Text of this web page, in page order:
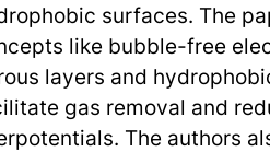
surfaces. The
like bubble-free
layers and
gas removal and
The authors